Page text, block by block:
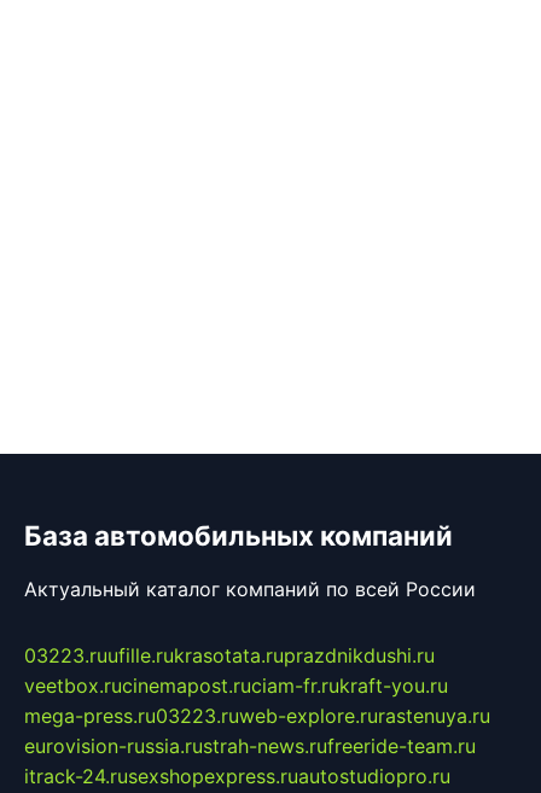
База автомобильных компаний
Актуальный каталог компаний по всей России
03223.ruufille.rukrasotata.ruprazdnikdushi.ru
veetbox.rucinemapost.ruciam-fr.rukraft-you.ru
mega-press.ru03223.ruweb-explore.rurastenuya.ru
eurovision-russia.rustrah-news.rufreeride-team.ru
itrack-24.rusexshopexpress.ruautostudiopro.ru